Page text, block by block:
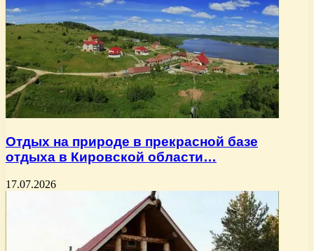
Отдых на природе в прекрасной базе
отдыха в Кировской области…
17.07.2026